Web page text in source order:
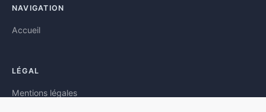
NAVIGATION
Accueil
LÉGAL
Mentions légales